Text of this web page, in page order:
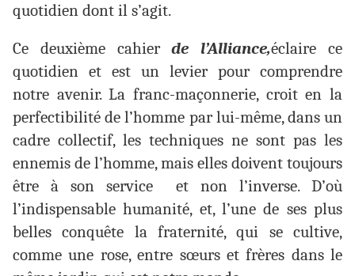
quotidien dont il s’agit.
Ce deuxième cahierde l’Alliance,éclaire ce
quotidien et est un levier pour comprendre
notre avenir. La franc-maçonnerie, croit en la
perfectibilité de l’homme par lui-même, dans un
cadre collectif, les techniques ne sont pas les
ennemis de l’homme, mais elles doivent toujours
être à son service et non l’inverse. D’où
l’indispensable humanité, et, l’une de ses plus
belles conquête la fraternité, qui se cultive,
comme une rose, entre sœurs et frères dans le